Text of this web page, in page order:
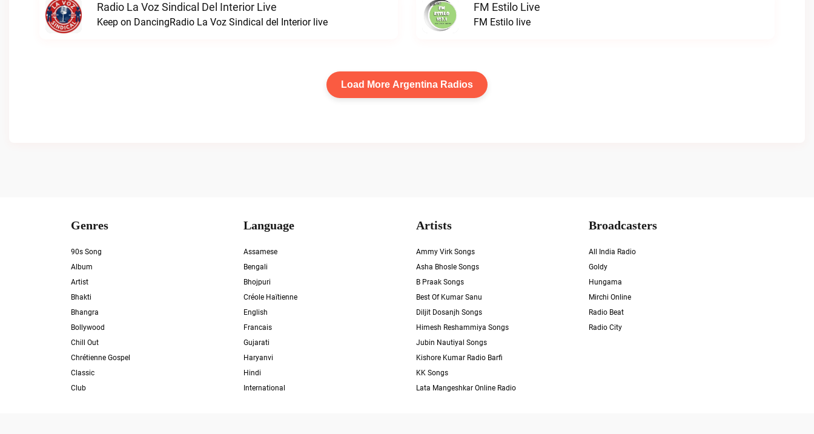
Radio La Voz Sindical Del Interior Live
Keep on DancingRadio La Voz Sindical del Interior live
FM Estilo Live
FM Estilo live
Load More Argentina Radios
Genres
90s Song
Album
Artist
Bhakti
Bhangra
Bollywood
Chill Out
Chrétienne Gospel
Classic
Club
Language
Assamese
Bengali
Bhojpuri
Créole Haïtienne
English
Francais
Gujarati
Haryanvi
Hindi
International
Artists
Ammy Virk Songs
Asha Bhosle Songs
B Praak Songs
Best Of Kumar Sanu
Diljit Dosanjh Songs
Himesh Reshammiya Songs
Jubin Nautiyal Songs
Kishore Kumar Radio Barfi
KK Songs
Lata Mangeshkar Online Radio
Broadcasters
All India Radio
Goldy
Hungama
Mirchi Online
Radio Beat
Radio City